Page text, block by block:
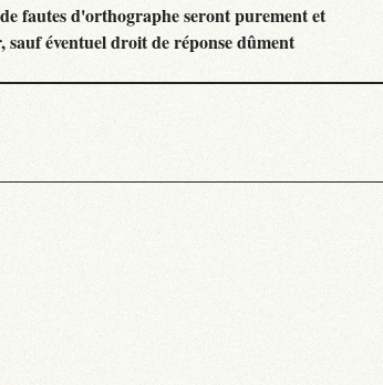
fautes d'orthographe seront purement et
éventuel droit de réponse dûment